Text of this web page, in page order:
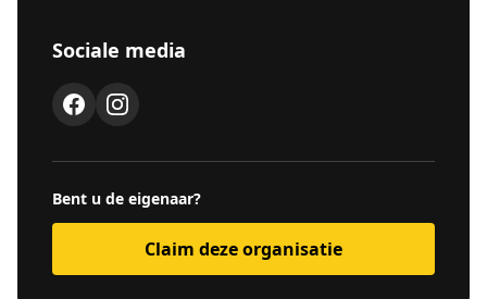
Sociale media
Bent u de eigenaar?
Claim deze organisatie